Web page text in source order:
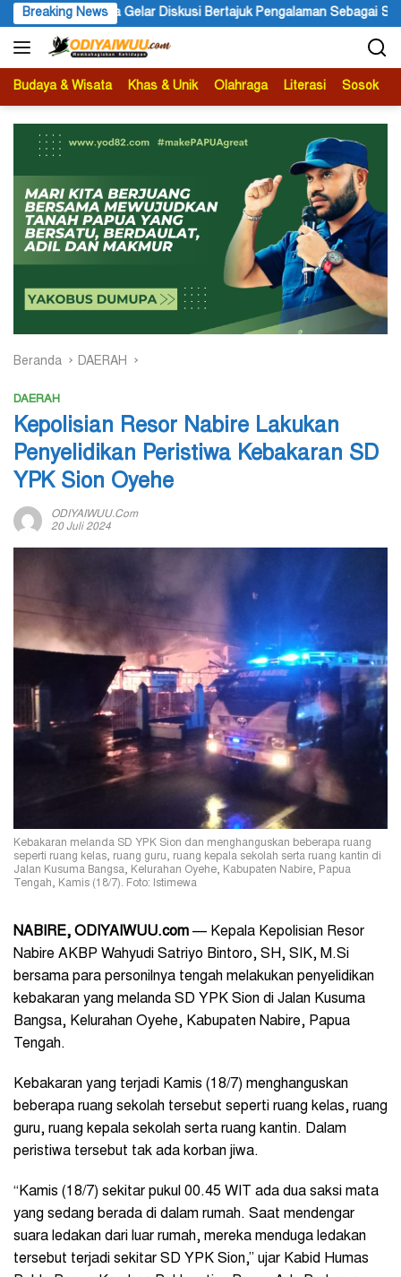
Langsung
ke
konten
Breaking News
Bertajuk Pengalaman Sebagai Sumber Pengetahuan
Budaya & Wisata Khas & Unik Olahraga Literasi Sosok
Beranda DAERAH
DAERAH
Kepolisian Resor Nabire Lakukan
Penyelidikan Peristiwa Kebakaran SD
YPK Sion Oyehe
ODIYAIWUU.com
20 Juli 2024
Kebakaran melanda SD YPK Sion dan menghanguskan beberapa ruang
seperti ruang kelas, ruang guru, ruang kepala sekolah serta ruang kantin di
Jalan Kusuma Bangsa, Kelurahan Oyehe, Kabupaten Nabire, Papua
Tengah, Kamis (18/7). Foto: Istimewa
NABIRE, ODIYAIWUU.com — Kepala Kepolisian Resor
Nabire AKBP Wahyudi Satriyo Bintoro, SH, SIK, M.Si
bersama para personilnya tengah melakukan penyelidikan
kebakaran yang melanda SD YPK Sion di Jalan Kusuma
Bangsa, Kelurahan Oyehe, Kabupaten Nabire, Papua
Tengah.
Kebakaran yang terjadi Kamis (18/7) menghanguskan
beberapa ruang sekolah tersebut seperti ruang kelas, ruang
guru, ruang kepala sekolah serta ruang kantin. Dalam
peristiwa tersebut tak ada korban jiwa.
“Kamis (18/7) sekitar pukul 00.45 WIT ada dua saksi mata
yang sedang berada di dalam rumah. Saat mendengar
suara ledakan dari luar rumah, mereka menduga ledakan
tersebut terjadi sekitar SD YPK Sion,” ujar Kabid Humas